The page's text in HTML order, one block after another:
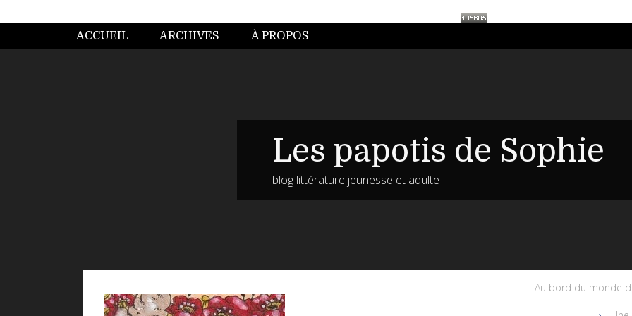
ACCUEIL ARCHIVES À PROPOS
Les papotis de Sophie
blog littérature jeunesse et adulte
Au bord du monde